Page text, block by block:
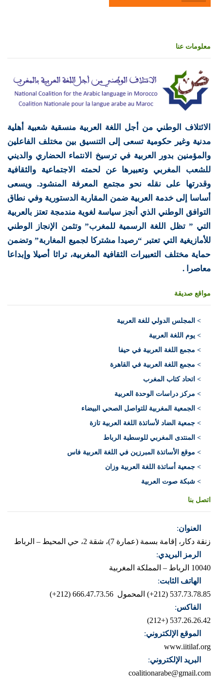
معلومات عنا
الائتلاف الوطني من أجل اللغة العربية منسقية شعبية أهلية
مدنية وغير حكومية تسعى إلى التنسيق بين مختلف الفاعلين
والمؤمنين بدور العربية في ترسيخ الانتماء الحضاري والديني
للشعب المغربي وتعبيرها عن لحمته الاجتماعية والثقافية
وقدرتها على نقله نحو مجتمع المعرفة المنشود. ويسعى
أساسا إلى خدمة العربية ضمن المقاربة الدستورية وفي نطاق
التوافق الوطني الذي أنجز سياسة لغوية مندمجة تعتز بالعربية
التي ” تظل اللغة الرسمية للمغرب” وتثمن الإنجاز الوطني
للأمازيغية التي تعتبر “رصيدا مشتركا لجميع المغاربة” وتضمن
حماية مختلف التعبيرات الثقافية المغربية، تراثا أصيلا وإبداعا
معاصرا .
مواقع صديقة
> المجلس الدولي للغة العربية
> يوم اللغة العربية
> مجمع اللغة العربية في حيفا
> مجمع اللغة العربية في القاهرة
> اتحاد كتاب المغرب
> مركز دراسات الوحدة العربية
> الجمعية المغربية للتواصل الصحي البيضاء
> جمعية الضاد لأساتذة اللغة العربية تازة
> المنتدى المغربي للوسطية الرباط
> موقع الأساتذة المبرزين في اللغة العربية فاس
> جمعية أساتذة اللغة العربية وزان
> شبكة صوت العربية
اتصل بنا
العنوان:
زنقة دكار، إقامة بسمة (عمارة 7)، شقة 2، حي المحيط – الرباط
الرمز البريدي:
10040 الرباط – المملكة المغربية
الهاتف الثابت:
537.73.78.85 (212+)
المحمول 666.47.73.56 (212+)
الفاكس:
537.26.26.42 (+212)
الموقع الإلكتروني:
www.iitilaf.org
البريد الإلكتروني:
coalitionarabe@gmail.com